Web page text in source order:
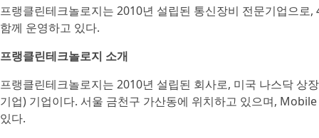
프랭클린테크놀로지는 2010년 설립된 통신장비 전문기업으로
함께 운영하고 있다.
프랭클린테크놀로지 소개
프랭클린테크놀로지는 2010년 설립된 회사로, 미국 나스닥
기업) 기업이다. 서울 금천구 가산동에 위치하고 있으며,
있다.